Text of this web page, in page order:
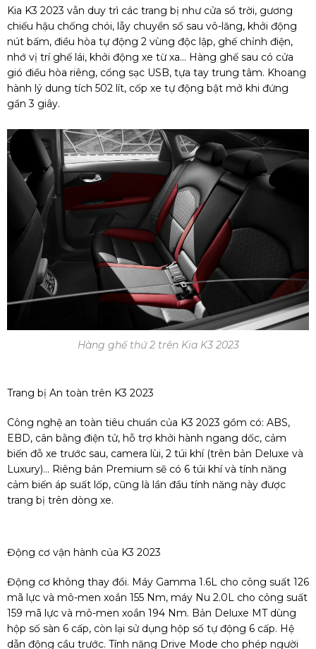
Kia K3 2023 vẫn duy trì các trang bị như cửa sổ trời, gương
chiếu hậu chống chói, lẫy chuyển số sau vô-lăng, khởi động
nút bấm, điều hòa tự động 2 vùng độc lập, ghế chỉnh điện,
nhớ vị trí ghế lái, khởi động xe từ xa... Hàng ghế sau có cửa
gió điều hòa riêng, cổng sạc USB, tựa tay trung tâm. Khoang
hành lý dung tích 502 lít, cốp xe tự động bật mở khi đứng
gần 3 giây.
Hàng ghế thứ 2 trên Kia K3 2023
Trang bị An toàn trên K3 2023
Công nghệ an toàn tiêu chuẩn của K3 2023 gồm có: ABS,
EBD, cân bằng điện tử, hỗ trợ khởi hành ngang dốc, cảm
biến đỗ xe trước sau, camera lùi, 2 túi khí (trên bản Deluxe và
Luxury)... Riêng bản Premium sẽ có 6 túi khí và tính năng
cảm biến áp suất lốp, cũng là lần đầu tính năng này được
trang bị trên dòng xe.
Động cơ vận hành của K3 2023
Động cơ không thay đổi. Máy Gamma 1.6L cho công suất 126
mã lực và mô-men xoắn 155 Nm, máy Nu 2.0L cho công suất
159 mã lực và mô-men xoắn 194 Nm. Bản Deluxe MT dùng
hộp số sàn 6 cấp, còn lại sử dụng hộp số tự động 6 cấp. Hệ
dẫn động cầu trước. Tính năng Drive Mode cho phép người